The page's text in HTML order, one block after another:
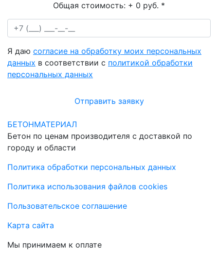
Общая стоимость: + 0 руб. *
Я даю согласие на обработку моих персональных
данных в соответствии с политикой обработки
персональных данных
Отправить заявку
БЕТОНМАТЕРИАЛ
Бетон по ценам производителя с доставкой по
городу и области
Политика обработки персональных данных
Политика использования файлов cookies
Пользовательское соглашение
Карта сайта
Мы принимаем к оплате